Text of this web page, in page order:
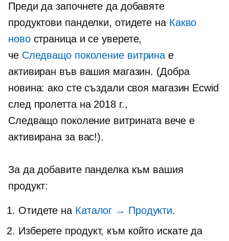
Преди да започнете да добавяте
продуктови панделки, отидете на Какво
новостраница и се уверете,
че Следващо поколениевитрина е
активиран във вашия магазин. (Добра
новина: ако сте създали своя магазин Ecwid
след пролетта на 2018 г.,
Следващо поколение витрината вече е
активирана за вас!).
За да добавите панделка към вашия
продукт:
Отидете на Каталог → Продукти.
Изберете продукт, към който искате да